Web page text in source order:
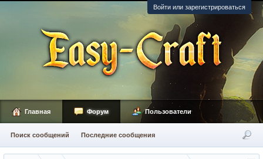
Войти или зарегистрироваться
Главная Форум
Поиск сообщений Последние сообщения
Пользователи